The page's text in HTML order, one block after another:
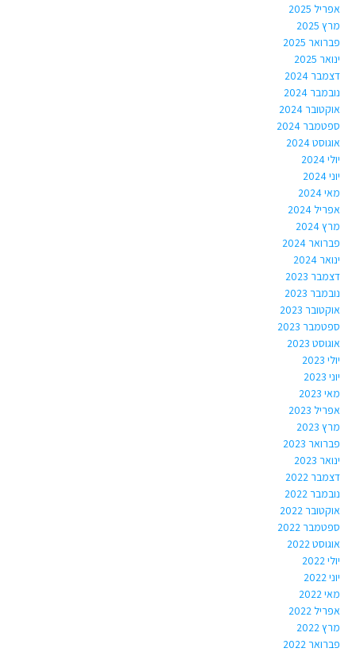
אפריל 2025
מרץ 2025
פברואר 2025
ינואר 2025
דצמבר 2024
נובמבר 2024
אוקטובר 2024
ספטמבר 2024
אוגוסט 2024
יולי 2024
יוני 2024
מאי 2024
אפריל 2024
מרץ 2024
פברואר 2024
ינואר 2024
דצמבר 2023
נובמבר 2023
אוקטובר 2023
ספטמבר 2023
אוגוסט 2023
יולי 2023
יוני 2023
מאי 2023
אפריל 2023
מרץ 2023
פברואר 2023
ינואר 2023
דצמבר 2022
נובמבר 2022
אוקטובר 2022
ספטמבר 2022
אוגוסט 2022
יולי 2022
יוני 2022
מאי 2022
אפריל 2022
מרץ 2022
פברואר 2022